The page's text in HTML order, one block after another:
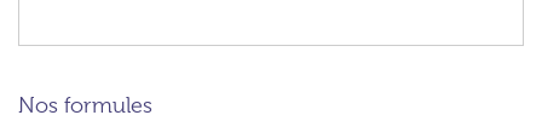
Nos formules